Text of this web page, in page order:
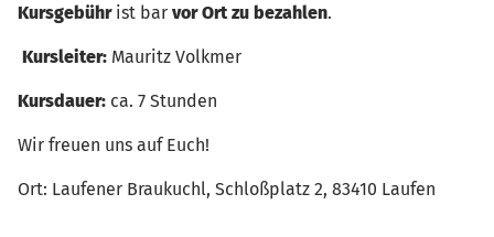
Kursgebühr ist bar vor Ort zu bezahlen.
Kursleiter: Mauritz Volkmer
Kursdauer: ca. 7 Stunden
Wir freuen uns auf Euch!
Ort: Laufener Braukuchl, Schloßplatz 2, 83410 Laufen